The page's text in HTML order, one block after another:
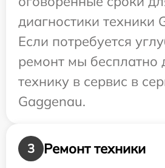
диагностики техники
Если потребуется
ремонт мы бесплатно
технику в сервис в
Gaggenau.
3
Ремонт техники